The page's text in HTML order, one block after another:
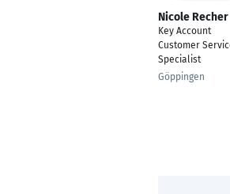
Nicole Recher
Key Account
Customer
Specialist
Göppingen